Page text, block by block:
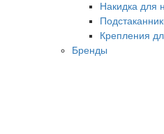
Накидка для
Крепления
Бренды